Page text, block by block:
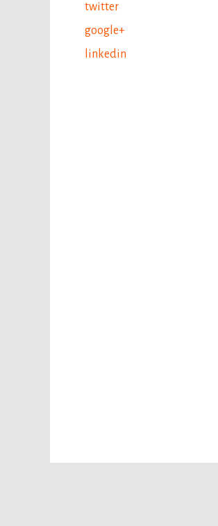
twitter
google+
linkedin